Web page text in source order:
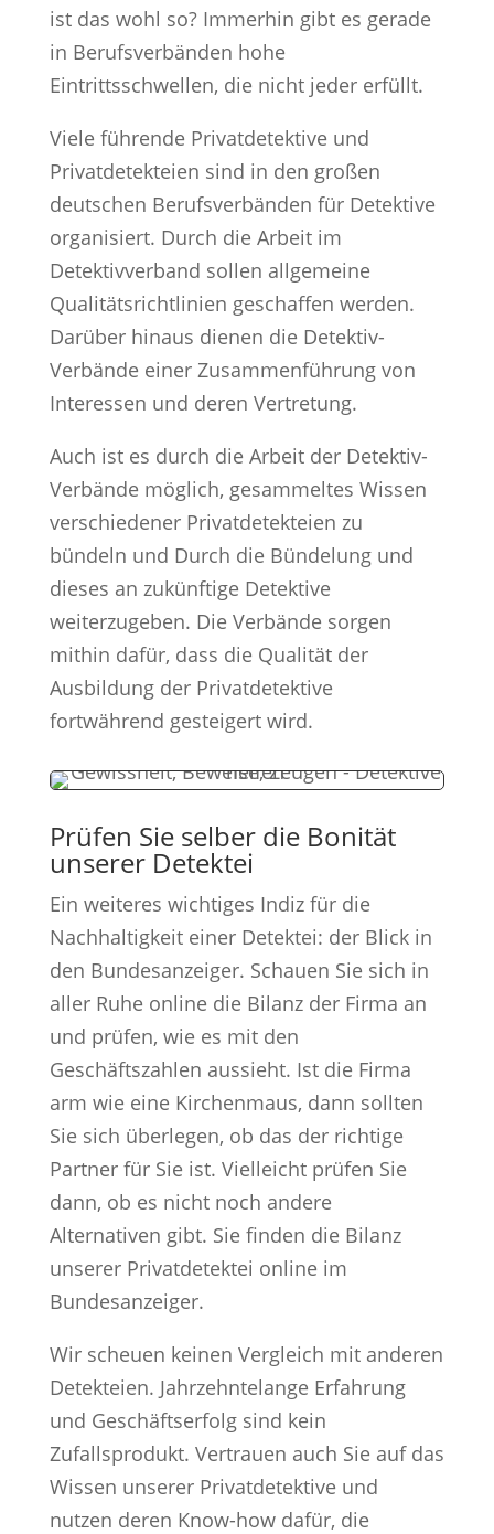
ist das wohl so? Immerhin gibt es gerade
in Berufsverbänden hohe
Eintrittsschwellen, die nicht jeder erfüllt.
Viele führende Privatdetektive und
Privatdetekteien sind in den großen
deutschen Berufsverbänden für Detektive
organisiert. Durch die Arbeit im
Detektivverband sollen allgemeine
Qualitätsrichtlinien geschaffen werden.
Darüber hinaus dienen die Detektiv-
Verbände einer Zusammenführung von
Interessen und deren Vertretung.
Auch ist es durch die Arbeit der Detektiv-
Verbände möglich, gesammeltes Wissen
verschiedener Privatdetekteien zu
bündeln und Durch die Bündelung und
dieses an zukünftige Detektive
weiterzugeben. Die Verbände sorgen
mithin dafür, dass die Qualität der
Ausbildung der Privatdetektive
fortwährend gesteigert wird.
Prüfen Sie selber die Bonität
unserer Detektei
Ein weiteres wichtiges Indiz für die
Nachhaltigkeit einer Detektei: der Blick in
den Bundesanzeiger. Schauen Sie sich in
aller Ruhe online die Bilanz der Firma an
und prüfen, wie es mit den
Geschäftszahlen aussieht. Ist die Firma
arm wie eine Kirchenmaus, dann sollten
Sie sich überlegen, ob das der richtige
Partner für Sie ist. Vielleicht prüfen Sie
dann, ob es nicht noch andere
Alternativen gibt. Sie finden die Bilanz
unserer Privatdetektei online im
Bundesanzeiger.
Wir scheuen keinen Vergleich mit anderen
Detekteien. Jahrzehntelange Erfahrung
und Geschäftserfolg sind kein
Zufallsprodukt. Vertrauen auch Sie auf das
Wissen unserer Privatdetektive und
nutzen deren Know-how dafür, die